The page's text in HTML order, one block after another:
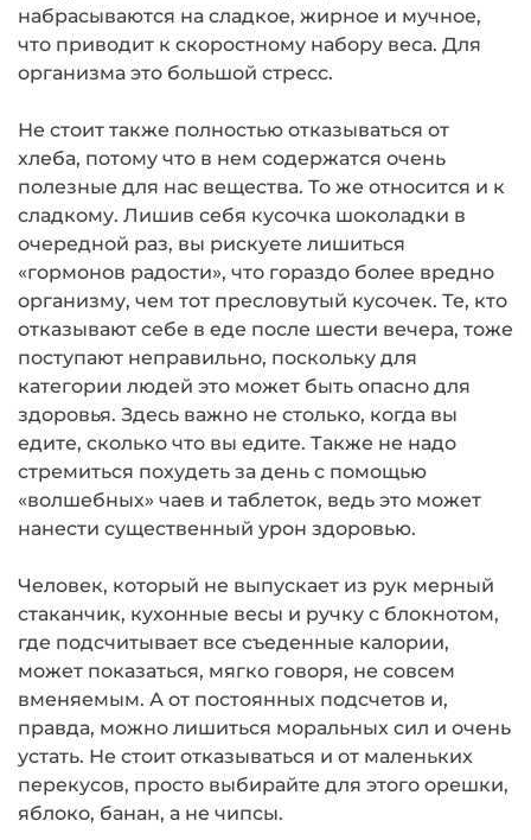
набрасываются на сладкое, жирное и мучное,
что приводит к скоростному набору веса. Для
организма это большой стресс.
Не стоит также полностью отказываться от
хлеба, потому что в нем содержатся очень
полезные для нас вещества. То же относится и к
сладкому. Лишив себя кусочка шоколадки в
очередной раз, вы рискуете лишиться
«гормонов радости», что гораздо более вредно
организму, чем тот пресловутый кусочек. Те, кто
отказывают себе в еде после шести вечера, тоже
поступают неправильно, поскольку для
категории людей это может быть опасно для
здоровья. Здесь важно не столько, когда вы
едите, сколько что вы едите. Также не надо
стремиться похудеть за день с помощью
«волшебных» чаев и таблеток, ведь это может
нанести существенный урон здоровью.
Человек, который не выпускает из рук мерный
стаканчик, кухонные весы и ручку с блокнотом,
где подсчитывает все съеденные калории,
может показаться, мягко говоря, не совсем
вменяемым. А от постоянных подсчетов и,
правда, можно лишиться моральных сил и очень
устать. Не стоит отказываться и от маленьких
перекусов, просто выбирайте для этого орешки,
яблоко, банан, а не чипсы.